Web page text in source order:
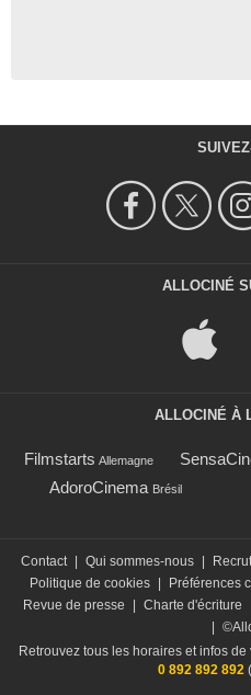
ALLOCINÉ
ALLOCINÉ À
Filmstarts Allemagne
AdoroCinema Brésil
Contact Qui sommes-nous
Politique de cookies
Préférences
Revue de presse
Charte d'écriture
Retrouvez tous les horaires et infos
0 892 892 892